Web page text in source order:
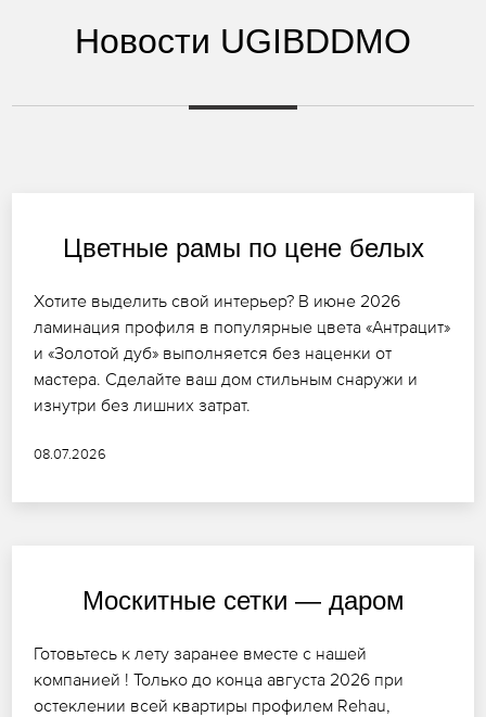
Новости UGIBDDMO
Цветные рамы по цене белых
Хотите выделить свой интерьер? В июне 2026
ламинация профиля в популярные цвета «Антрацит»
и «Золотой дуб» выполняется без наценки от
мастера. Сделайте ваш дом стильным снаружи и
изнутри без лишних затрат.
08.07.2026
Москитные сетки — даром
Готовьтесь к лету заранее вместе с нашей
компанией ! Только до конца августа 2026 при
остеклении всей квартиры профилем Rehau,